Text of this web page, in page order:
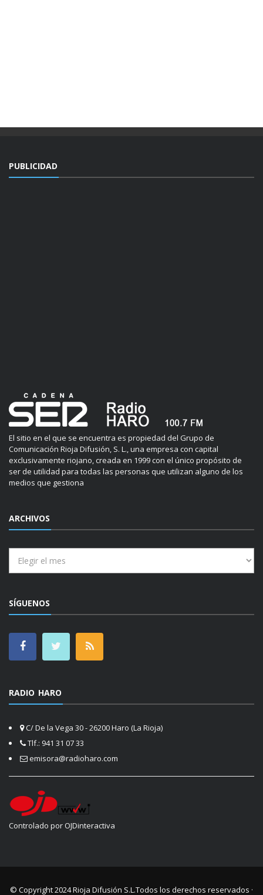
PUBLICIDAD
El sitio en el que se encuentra es propiedad del Grupo de
Comunicación Rioja Difusión, S. L., una empresa con capital
exclusivamente riojano, creada en 1999 con el único propósito de
ser de utilidad para todas las personas que utilizan alguno de los
medios que gestiona
ARCHIVOS
SÍGUENOS
RADIO HARO
C/ De la Vega 30 - 26200 Haro (La Rioja)
Tlf.: 941 31 07 33
emisora@radioharo.com
Controlado por OJDinteractiva
© Copyright 2024Rioja Difusión S.L.Todos los derechos reservados ·